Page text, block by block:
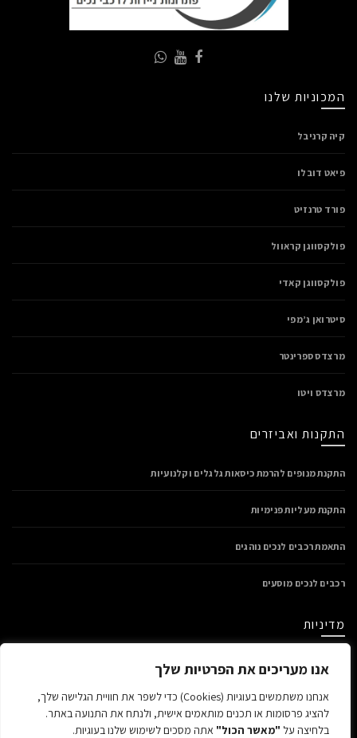
אנו מעריכים את הפרטיות שלך
אנחנו משתמשים בעוגיות (Cookies) כדי לשפר את חוויית הגלישה שלך,
להציג פרסומות או תכנים מותאמים אישית, ולנתח את התנועה באתר.
בלחיצה על "מאשר הכול" אתה מסכים לשימוש שלנו בעוגיות.
המכוניות שלנו
קיה קרניבל
פיאט דובלו
פורד טרנזיט
פולקסווגן קראוול
פולקסווגן קאדי
סיטרואן ג’מפי
מרצדס ספרינטר
מרצדס ויטו
התקנות ואביזרים
התקנת מנופים להרמת כיסאות גלגלים וקלנועיות
התקנת מעליות פנימיות
התאמת רכבים לנכים נוהגים
רכבים לנכים מוסעים
מדיניות
הצהרת נגישות